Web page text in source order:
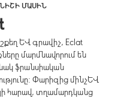
ՄԱՍԻՆ
և գրավիչ, Eclat
մարմնավորում են
ֆրանսիական
Փարիզից մինչև
հարավ, տղամարդկանց